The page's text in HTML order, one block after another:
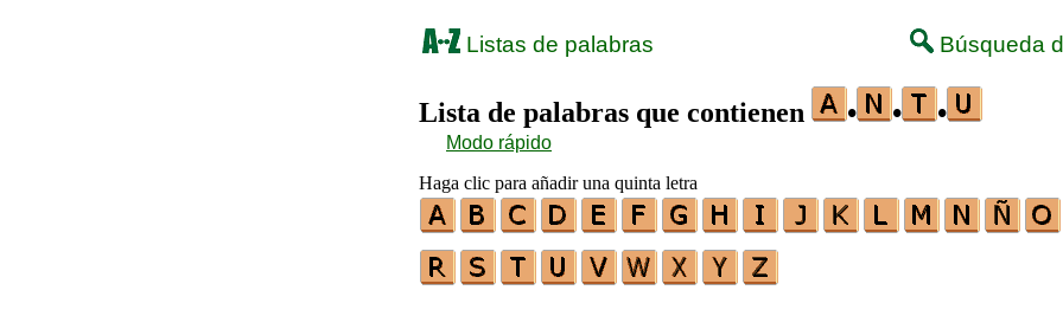
Listas de palabras Búsqueda
Lista de palabras que contienen • • •
Modo rápido
Haga clic para añadir una quinta letra